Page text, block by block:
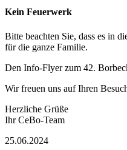
Kein Feuerwerk
Bitte beachten Sie, dass es in
für die ganze Familie.
Den Info-Flyer zum 42.
Wir freuen uns auf Ihren
Herzliche Grüße
Ihr CeBo-Team
25.06.2024